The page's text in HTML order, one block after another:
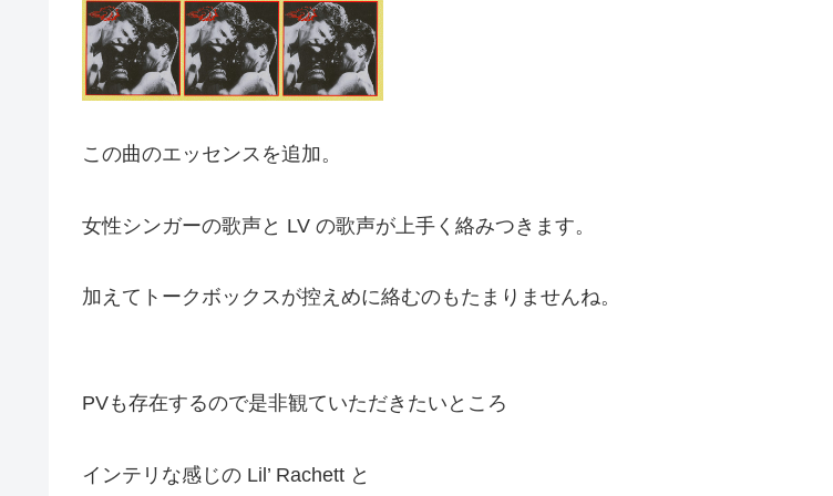
この曲のエッセンスを追加。
女性シンガーの歌声と LV の歌声が上手く絡みつきます。
加えてトークボックスが控えめに絡むのもたまりませんね。
PVも存在するので是非観ていただきたいところ
インテリな感じの Lil’ Rachett と